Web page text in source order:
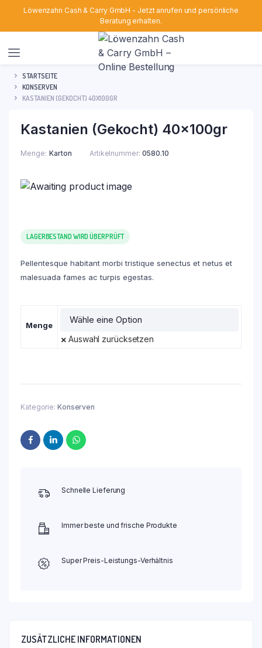
Löwenzahn Cash & Carry GmbH - Jetzt anrufen und persönliche
Beratung erhalten.
STARTSEITE
KONSERVEN
KASTANIEN (GEKOCHT) 40X100GR
Kastanien (Gekocht) 40x100gr
Menge Karton Artikelnummer: 0580.10
LAGERBESTAND WIRD ÜBERPRÜFT
Pellentesque habitant morbi tristique senectus et netus et
malesuada fames ac turpis egestas.
Menge
Auswahl zurücksetzen
Kategorie: Konserven
Schnelle Lieferung
Immer beste und frische Produkte
Super Preis-Leistungs-Verhältnis
ZUSÄTZLICHE INFORMATIONEN